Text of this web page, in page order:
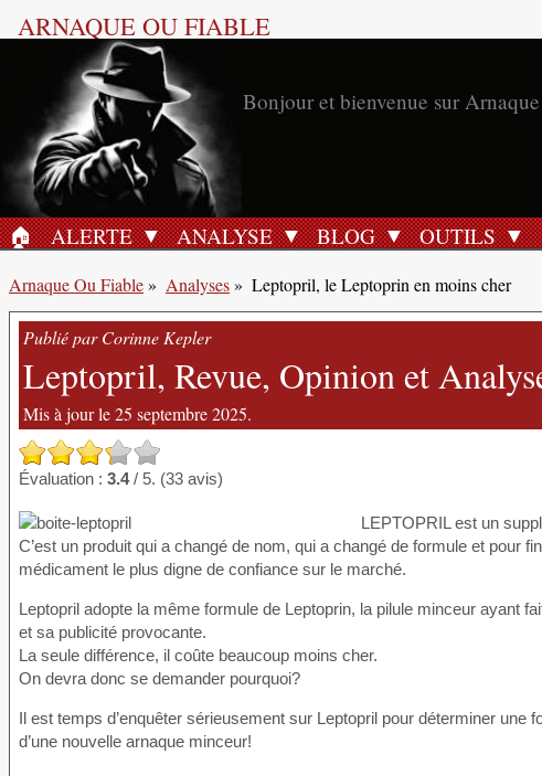
ARNAQUE OU FIABLE
ACCUEIL
🏠︎ ALERTE ANALYSE BLOG OUTILS
Arnaque Ou Fiable» Analyses» Leptopril, le Leptoprin en moins cher
Publié par Corinne Kepler
Leptopril, Revue, Opinion et
Mis à jour le 25 septembre 2025.
Évaluation : 3.4/ 5. (33 avis)
LEPTOPRIL est un
C’est un produit qui a changé de nom, qui a changé de formule et pour
médicament le plus digne de confiance sur le marché.
Leptopril adopte la même formule de Leptoprin, la pilule minceur ayant
et sa publicité provocante.
La seule différence, il coûte beaucoup moins cher.
On devra donc se demander pourquoi?
Il est temps d’enquêter sérieusement sur Leptopril pour déterminer une
d’une nouvelle arnaque minceur!